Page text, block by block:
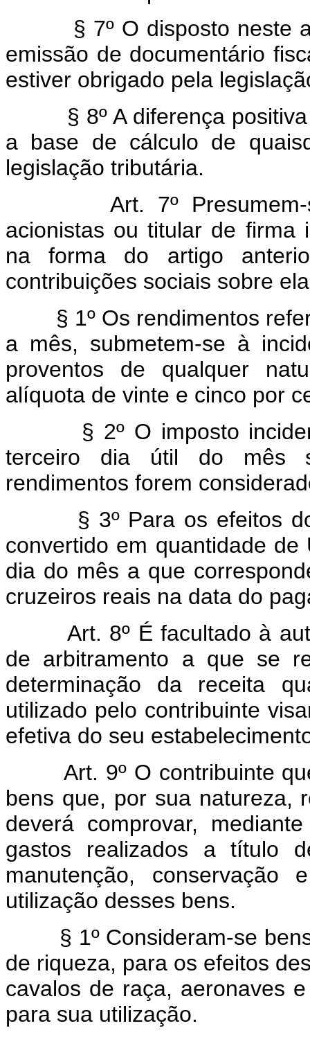
§ 7º O disposto neste
emissão de documentário
estiver obrigado pela
§ 8º A diferença
a base de cálculo de
legislação tributária.
Art. 7º
acionistas ou titular de firma
na forma do artigo
contribuições sociais sobre
§ 1º Os rendimentos
a mês, submetem-se à
proventos de qualquer
alíquota de vinte e cinco por
§ 2º O imposto
terceiro dia útil do mês
rendimentos forem
§ 3º Para os efeitos
convertido em quantidade
dia do mês a que
cruzeiros reais na data do
Art. 8º É facultado à
de arbitramento a que se
determinação da receita
utilizado pelo contribuinte
efetiva do seu
Art. 9º O contribuinte
bens que, por sua natureza,
deverá comprovar,
gastos realizados a título
manutenção, conservação
utilização desses bens.
§ 1º Consideram-se
de riqueza, para os efeitos
cavalos de raça, aeronaves
para sua utilização.